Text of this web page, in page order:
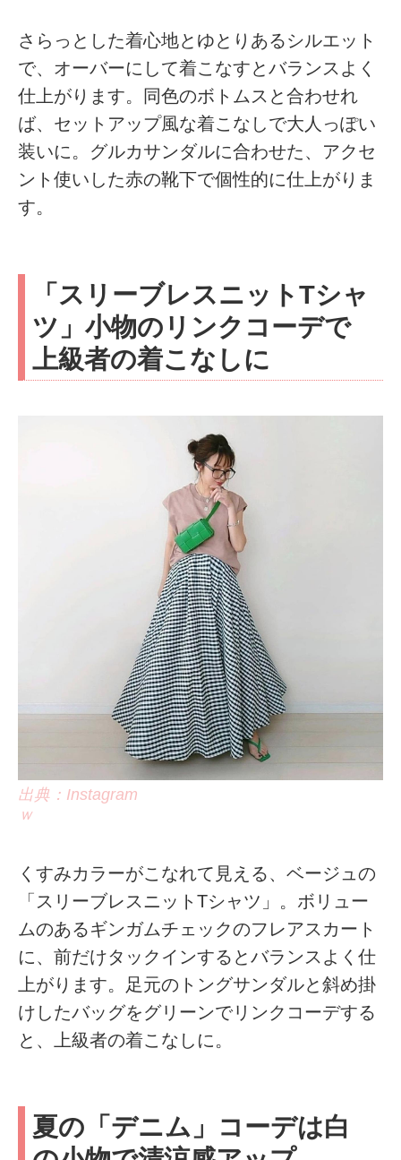
さらっとした着心地とゆとりあるシルエット
で、オーバーにして着こなすとバランスよく
仕上がります。同色のボトムスと合わせれ
ば、セットアップ風な着こなしで大人っぽい
装いに。グルカサンダルに合わせた、アクセ
ント使いした赤の靴下で個性的に仕上がりま
す。
「スリーブレスニットTシャ
ツ」小物のリンクコーデで
上級者の着こなしに
出典：Instagram
ｗ
くすみカラーがこなれて見える、ベージュの
「スリーブレスニットTシャツ」。ボリュー
ムのあるギンガムチェックのフレアスカート
に、前だけタックインするとバランスよく仕
上がります。足元のトングサンダルと斜め掛
けしたバッグをグリーンでリンクコーデする
と、上級者の着こなしに。
夏の「デニム」コーデは白